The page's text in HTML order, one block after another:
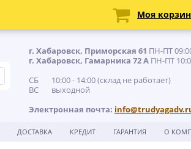
г. Хабаровск, Приморская 61 ПН-ПТ
г. Хабаровск, Гамарника 72 А ПН-ПТ
СБ 10:00 - 14:00 (склад не работает)
ВС выходной
Электронная почта:
ДОСТАВКА КРЕДИТ ГАРАНТИЯ О
Моя